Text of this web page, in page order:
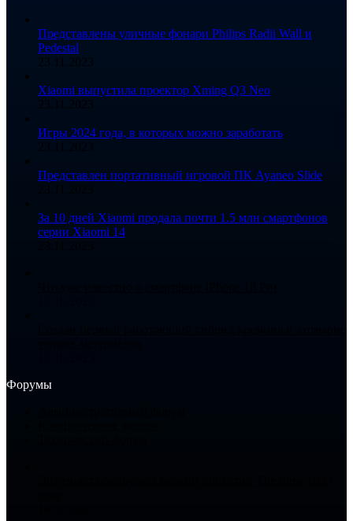
Представлены уличные фонари Philips Radii Wall и
Pedestal
23.11.2023
Xiaomi выпустила проектор Xming Q3 Neo
23.11.2023
Игры 2024 года, в которых можно заработать
23.11.2023
Представлен портативный игровой ПК Ayaneo Slide
За 10 дней Xiaomi продала почти 1.5 млн смартфонов
серии Xiaomi 14
Форумы